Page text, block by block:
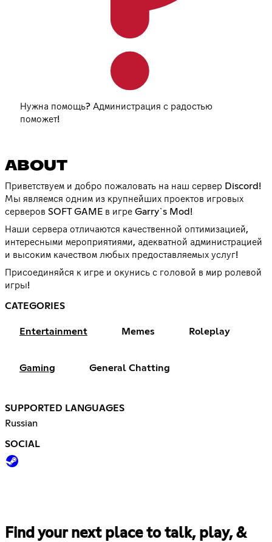
Нужна помощь? Администрация с радостью
поможет!
ABOUT
Приветствуем и добро пожаловать на наш сервер Discord!
Мы являемся одним из крупнейших проектов игровых
серверов SOFT GAME в игре Garry`s Mod!
Наши сервера отличаются качественной оптимизацией,
интересными мероприятиями, адекватной администрацией
и высоким качеством любых предоставляемых услуг!
Присоединяйся к игре и окунись с головой в мир ролевой
игры!
CATEGORIES
Entertainment Memes Roleplay
Gaming General Chatting
SUPPORTED LANGUAGES
Russian
SOCIAL
Find your next place to talk, play, &